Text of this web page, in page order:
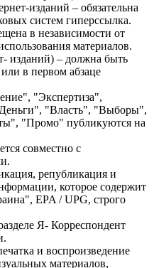
изданий – обязательна
систем гиперссылка.
в независимости от
материалов.
изданий) – должна быть
в первом абзаце
"Экспертиза",
"Власть", "Выборы",
"Промо" публикуются на
совместно с
републикация и
которое содержит
EPA / UPG, строго
Я- Корреспондент
и воспроизведение
материалов,